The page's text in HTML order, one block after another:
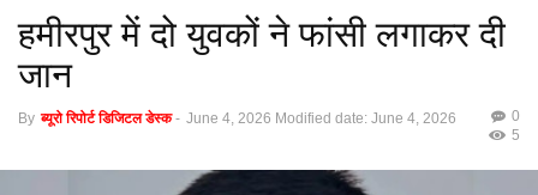
मनोरंजन (Entertainment) राशिफल / ज्योतिष स्वास्थ्य (Health)
हमीरपुर में दो युवकों ने फांसी लगाकर दी
जान
By ब्यूरो रिपोर्ट डिजिटल डेस्क - June 4, 2026 Modified date: June 4, 2026
0
5